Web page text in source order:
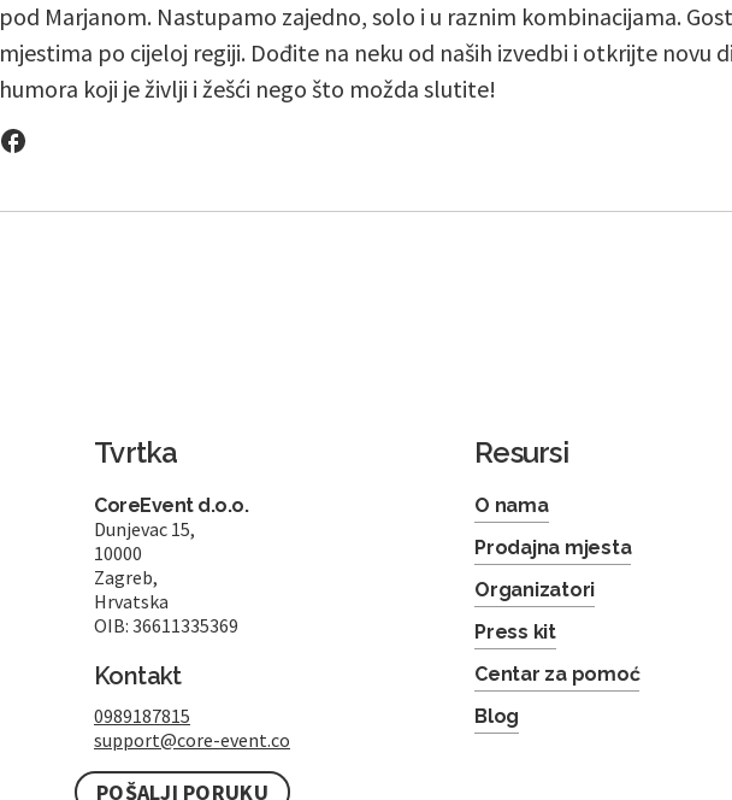
pod Marjanom. Nastupamo zajedno, solo i u raznim kombinacijama.
mjestima po cijeloj regiji. Dođite na neku od naših izvedbi i otkrijte novu
humora koji je življi i žešći nego što možda slutite!
Tvrtka
CoreEvent d.o.o.
Dunjevac 15,
10000
Zagreb,
Hrvatska
OIB: 36611335369
Kontakt
0989187815
support@core-event.co
POŠALJI PORUKU
Resursi
O nama
Prodajna mjesta
Organizatori
Press kit
Centar za pomoć
Blog